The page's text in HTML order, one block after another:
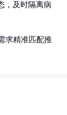
，及时隔离病
求精准匹配推